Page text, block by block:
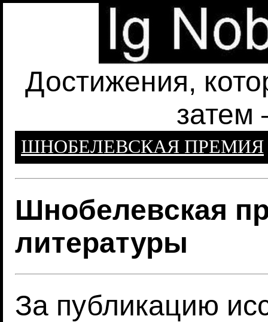
Достижения,
затем
ШНОБЕЛЕВСКАЯ ПРЕМИЯ
Шнобелевская
литературы
За публикацию